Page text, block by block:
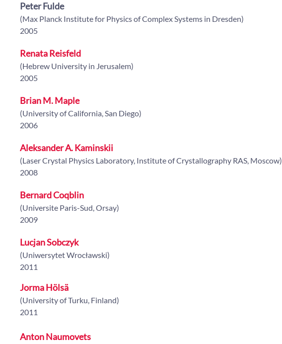
Peter Fulde
(Max Planck Institute for Physics of Complex Systems in Dresden)
2005
Renata Reisfeld
(Hebrew University in Jerusalem)
2005
Brian M. Maple
(University of California, San Diego)
2006
Aleksander A. Kaminskii
(Laser Crystal Physics Laboratory, Institute of Crystallography RAS, Moscow)
2008
Bernard Coqblin
(Universite Paris-Sud, Orsay)
2009
Lucjan Sobczyk
(Uniwersytet Wrocławski)
2011
Jorma Hölsä
(University of Turku, Finland)
2011
Anton Naumovets